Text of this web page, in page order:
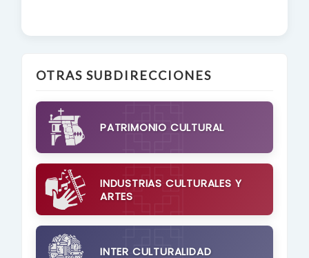
OTRAS SUBDIRECCIONES
PATRIMONIO CULTURAL
INDUSTRIAS CULTURALES Y
ARTES
INTER CULTURALIDAD